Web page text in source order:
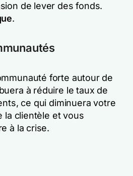
de lever des fonds.
.
forte autour de
à réduire le taux de
ce qui diminuera votre
la clientèle et vous
à la crise.